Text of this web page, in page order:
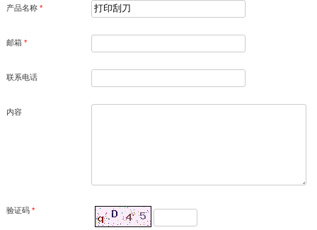
产品名称 *
邮箱 *
联系电话
内容
验证码 *